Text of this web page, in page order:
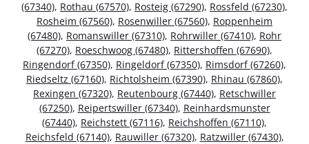
(67340), Rothau (67570), Rosteig (67290), Rossfeld (67230),
Rosheim (67560), Rosenwiller (67560), Roppenheim
(67480), Romanswiller (67310), Rohrwiller (67410), Rohr
(67270), Roeschwoog (67480), Rittershoffen (67690),
Ringendorf (67350), Ringeldorf (67350), Rimsdorf (67260),
Riedseltz (67160), Richtolsheim (67390), Rhinau (67860),
Rexingen (67320), Reutenbourg (67440), Retschwiller
(67250), Reipertswiller (67340), Reinhardsmunster
(67440), Reichstett (67116), Reichshoffen (67110),
Reichsfeld (67140), Rauwiller (67320), Ratzwiller (67430),